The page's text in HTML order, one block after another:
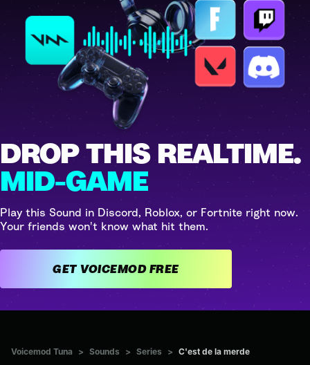
DROP THIS REALTIME.
MID-GAME
Play this Sound in Discord, Roblox, or Fortnite right now.
Your friends won't know what hit them.
GET VOICEMOD FREE
Voicemod Tuna > Sounds > Series > C'est de la merde